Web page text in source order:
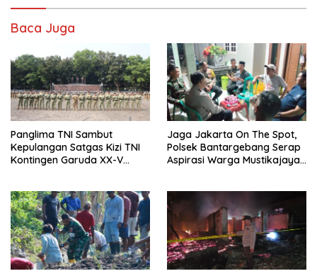
Baca Juga
Panglima TNI Sambut
Kepulangan Satgas Kizi TNI
Kontingen Garuda XX-V
Jaga Jakarta On The Spot,
Polsek Bantargebang Serap
Aspirasi Warga Mustikajaya